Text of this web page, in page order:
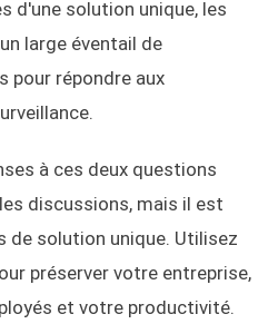
d'une solution unique, les
large éventail de
pour répondre aux
à ces deux questions
discussions, mais il est
de solution unique. Utilisez
préserver votre entreprise,
et votre productivité.